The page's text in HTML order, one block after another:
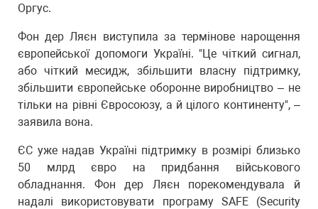
Оргус.
Фон дер Ляєн виступила за термінове нарощення
європейської допомоги Україні. "Це чіткий сигнал,
або чіткий месидж, збільшити власну підтримку,
збільшити європейське оборонне виробництво – не
тільки на рівні Євросоюзу, а й цілого континенту", –
заявила вона.
ЄС уже надав Україні підтримку в розмірі близько
50 млрд євро на придбання військового
обладнання. Фон дер Ляєн порекомендувала й
надалі використовувати програму SAFE (Security